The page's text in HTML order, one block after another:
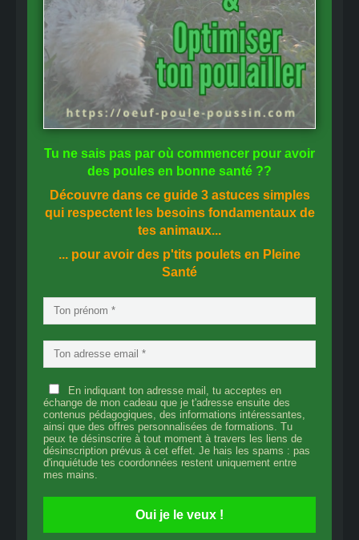
Tu ne sais pas par où commencer pour avoir
des poules en bonne santé ??
Découvre dans ce guide 3 astuces simples
qui respectent les besoins fondamentaux de
tes animaux...
... pour avoir des p'tits poulets en Pleine
Santé
En indiquant ton adresse mail, tu acceptes en
échange de mon cadeau que je t'adresse ensuite des
contenus pédagogiques, des informations intéressantes,
ainsi que des offres personnalisées de formations. Tu
peux te désinscrire à tout moment à travers les liens de
désinscription prévus à cet effet. Je hais les spams : pas
d'inquiétude tes coordonnées restent uniquement entre
mes mains.
Oui je le veux !